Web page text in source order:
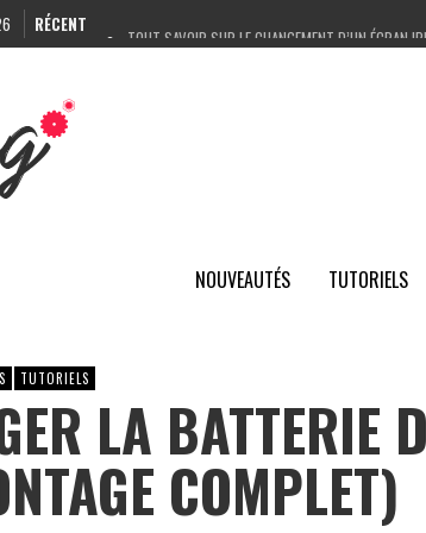
RÉCENT
TOUT SAVOIR SUR LE CHANGEMENT D’UN ÉCRAN
NOUVEAUTÉS TUTORIELS
TUTORIELS
LA BATTERIE
COMPLET)